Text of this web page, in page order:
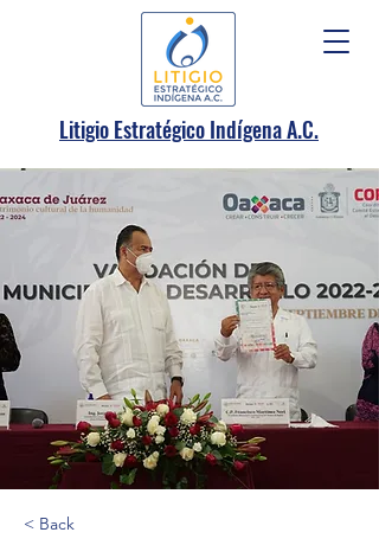
Litigio Estratégico Indígena A.C.
< Back